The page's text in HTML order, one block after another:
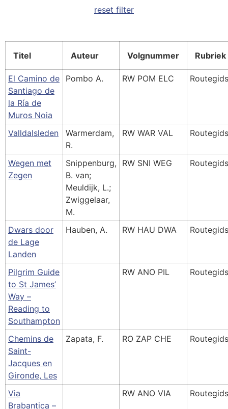
reset filter
Titel Auteur Volgnummer Rubriek
El Camino de
Santiago de
la Ría de
Muros Noia
Pombo A. RW POM ELC
Valldalsleden
Warmerdam,
R.
RW WAR VAL
Wegen met
Zegen
Snippenburg,
B. van;
Meuldijk, L.;
Zwiggelaar,
M.
RW SNI WEG
Dwars door
de Lage
Landen
Hauben, A. RW HAU DWA
Pilgrim Guide
to St James’
Way –
Reading to
Southampton
RW ANO PIL
Chemins de
Saint-
Jacques en
Gironde, Les
Zapata, F. RO ZAP CHE
Via
Brabantica –
RW ANO VIA